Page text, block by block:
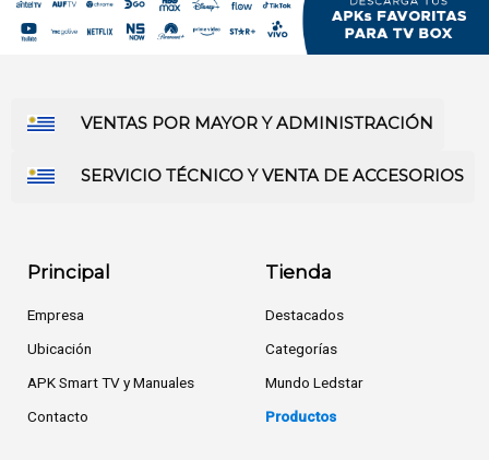
VENTAS POR MAYOR Y ADMINISTRACIÓN
SERVICIO TÉCNICO Y VENTA DE ACCESORIOS
Principal
Empresa
Ubicación
APK Smart TV y Manuales
Contacto
Tienda
Destacados
Categorías
Mundo Ledstar
Productos